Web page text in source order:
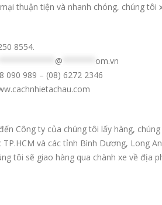
thuận tiện và nhanh chóng, chúng tôi
8554.
@
om.vn
090 989 – (08) 6272 2346
Công ty của chúng tôi lấy hàng,
và các tỉnh Bình Dương, Long
tôi sẽ giao hàng qua chành xe về địa